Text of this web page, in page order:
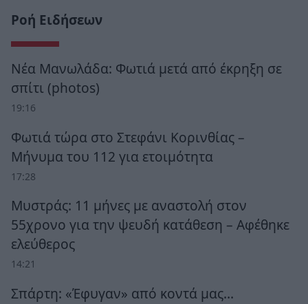
Ροή Ειδήσεων
Νέα Μανωλάδα: Φωτιά μετά από έκρηξη σε
σπίτι (photos)
19:16
Φωτιά τώρα στο Στεφάνι Κορινθίας –
Μήνυμα του 112 για ετοιμότητα
17:28
Μυστράς: 11 μήνες με αναστολή στον
55χρονο για την ψευδή κατάθεση – Αφέθηκε
ελεύθερος
14:21
Σπάρτη: «Έφυγαν» από κοντά μας…